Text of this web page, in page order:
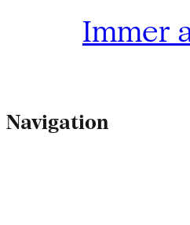
Immer
Navigation